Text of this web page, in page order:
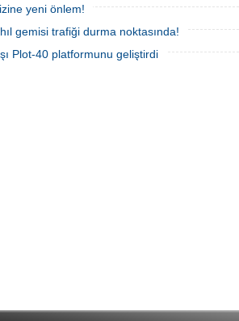
yeni önlem!
gemisi trafiği durma noktasında!
Plot-40 platformunu geliştirdi